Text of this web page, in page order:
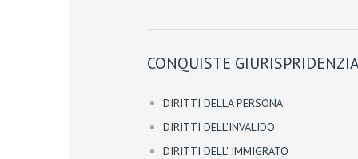
CONQUISTE
DIRITTI DELLA PERSONA
DIRITTI DELL'INVALIDO
DIRITTI DELL' IMMIGRATO